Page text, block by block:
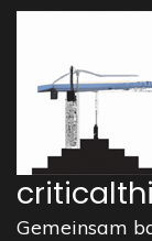
Zum
springen
drücken)
Gemeinsam